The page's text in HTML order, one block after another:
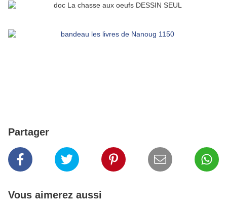
Partager
Vous aimerez aussi